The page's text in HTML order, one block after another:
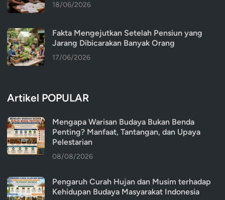
18/06/2026
Fakta Mengejutkan Setelah Pensiun yang
Jarang Dibicarakan Banyak Orang
17/06/2026
Artikel POPULAR
Mengapa Warisan Budaya Bukan Benda
Penting? Manfaat, Tantangan, dan Upaya
Pelestarian
08/08/2026
Pengaruh Curah Hujan dan Musim terhadap
Kehidupan Budaya Masyarakat Indonesia